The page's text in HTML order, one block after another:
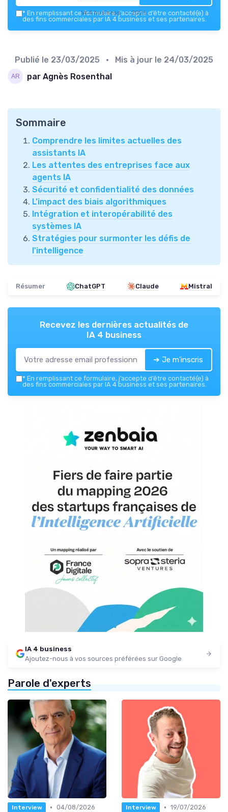
IA 4 business — 2026
* En remplissant ce formulaire, j’accepte d’être contacté(e) à
des fins commerciales par IA 4 business et ses partenaires.
Publié le 23/03/2025 • Mis à jour le 24/03/2025
par Agnès Rosenthal
Sommaire
Comprendre les limites actuelles des
assistants IA
Les attentes des entreprises face aux
agents IA
Sécurité et confidentialité des données
L'impact des biais algorithmiques
Intégration et interopérabilité des
systèmes IA
Stratégies pour surmonter les défis de
l'intelligence
Résumer ChatGPT Claude Mistral
Recevez les dernières actualités de
IA 4 business
➔ Je m'inscris
* En remplissant ce formulaire, j’accepte d’être contacté(e) à
des fins commerciales par IA 4 business et ses partenaires.
IA 4 business
Ajoutez-nous à vos sources préférées sur Google
Parole d'experts
Interview • 04/08/2026 Interview • 19/07/2026